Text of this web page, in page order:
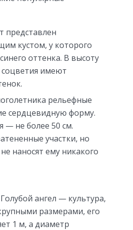
представлен
кустом, у которого
оттенка. В высоту
соцветия имеют
рельефные
сердцевидную форму.
— не более 50 см.
участки, но
наносят ему никакого
ангел — культура,
размерами, его
1 м, а диаметр